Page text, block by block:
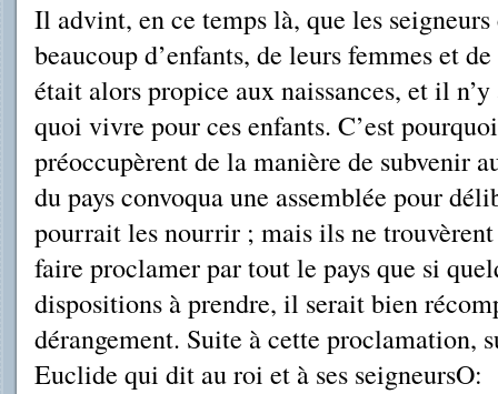
Il advint, en ce temps là, que les
beaucoup d’enfants, de leurs femmes et
était alors propice aux naissances, et il
quoi vivre pour ces enfants. C’est
préoccupèrent de la manière de subvenir
du pays convoqua une assemblée pour
pourrait les nourrir ; mais ils ne trouvèrent
faire proclamer par tout le pays que si
dispositions à prendre, il serait bien
dérangement. Suite à cette proclamation,
Euclide qui dit au roi et à ses seigneursO: